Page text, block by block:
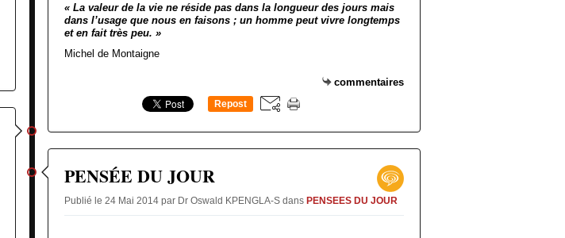
« La valeur de la vie ne réside pas dans la longueur des jours mais
dans l’usage que nous en faisons ; un homme peut vivre longtemps
et en fait très peu. »
Michel de Montaigne
commentaires
Repost
PENSÉE DU JOUR
Publié le 24 Mai 2014 par Dr Oswald KPENGLA-S dans PENSEES DU JOUR